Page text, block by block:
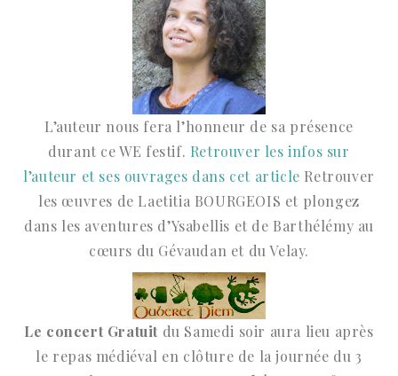
L’auteur nous fera l’honneur de sa présence
durant ce WE festif. Retrouver les infos sur
l’auteur et ses ouvrages dans cet article Retrouver
les œuvres de Laetitia BOURGEOIS et plongez
dans les aventures d’Ysabellis et de Barthélémy au
cœurs du Gévaudan et du Velay.
Le concert Gratuit du Samedi soir aura lieu après
le repas médiéval en clôture de la journée du 3